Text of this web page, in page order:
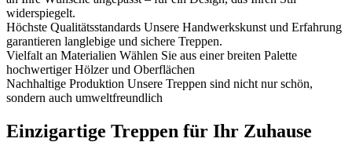
widerspiegelt.
Höchste Qualitätsstandards Unsere Handwerkskunst und Erfahrung
garantieren langlebige und sichere Treppen.
Vielfalt an Materialien Wählen Sie aus einer breiten Palette
hochwertiger Hölzer und Oberflächen
Nachhaltige Produktion Unsere Treppen sind nicht nur schön,
sondern auch umweltfreundlich
Einzigartige Treppen für Ihr Zuhause